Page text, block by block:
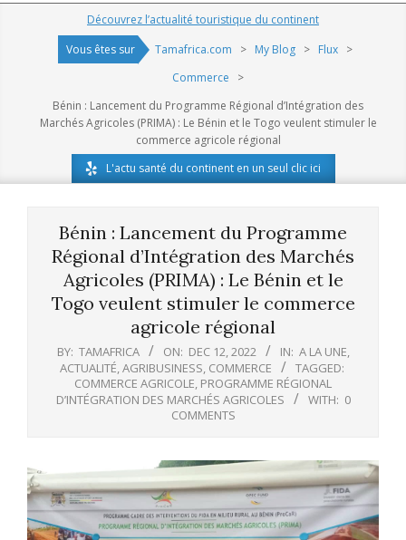
Navigation
Découvrez l’actualité touristique du continent
Vous êtes sur
Tamafrica.com > My Blog > Flux >
Commerce
>
Bénin : Lancement du Programme Régional d’Intégration des
Marchés Agricoles (PRIMA) : Le Bénin et le Togo veulent stimuler le
commerce agricole régional
L'actu santé du continent en un seul clic ici
Bénin : Lancement du Programme
Régional d’Intégration des Marchés
Agricoles (PRIMA) : Le Bénin et le
Togo veulent stimuler le commerce
agricole régional
BY: TAMAFRICA ON: DEC 12, 2022 IN: A LA UNE,
ACTUALITÉ,AGRIBUSINESS, COMMERCE
TAGGED:
COMMERCE AGRICOLE, PROGRAMME RÉGIONAL
D’INTÉGRATION DES MARCHÉS AGRICOLES
WITH: 0
COMMENTS